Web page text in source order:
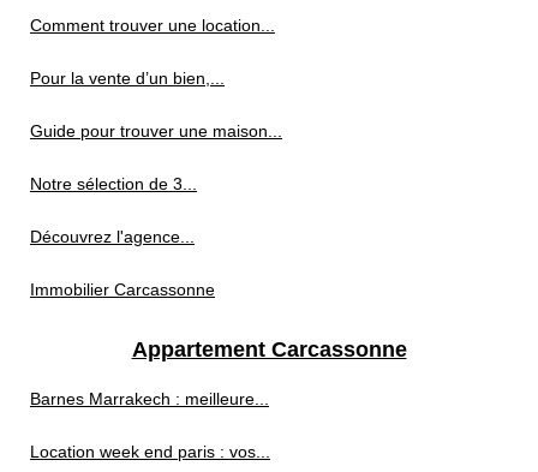
Comment trouver une location...
Pour la vente d’un bien,...
Guide pour trouver une maison...
Notre sélection de 3...
Découvrez l'agence...
Immobilier Carcassonne
Appartement Carcassonne
Barnes Marrakech : meilleure...
Location week end paris : vos...